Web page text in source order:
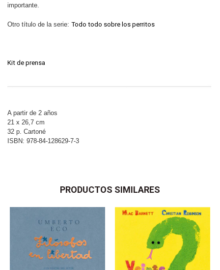
importante.
Otro título de la serie: Todo todo sobre los perritos
Kit de prensa
A partir de 2 años
21 x 26,7 cm
32 p. Cartoné
ISBN: 978-84-128629-7-3
PRODUCTOS SIMILARES